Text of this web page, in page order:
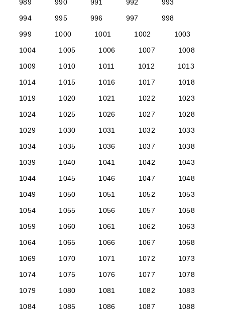
989 990 991 992
993
994
995 996 997
998
999
1000 1001 1002
1003
1004
1005 1006 1007
1008
1009
1010 1011 1012
1013
1014
1015 1016 1017
1018
1019
1020 1021 1022
1023
1024
1025 1026 1027
1028
1029
1030 1031 1032
1033
1034
1035 1036 1037
1038
1039
1040 1041 1042
1043
1044
1045 1046 1047
1048
1049
1050 1051 1052
1053
1054
1055 1056 1057
1058
1059
1060 1061 1062
1063
1064
1065 1066 1067
1068
1069
1070 1071 1072
1073
1074
1075 1076 1077
1078
1079
1080 1081 1082
1083
1084
1085 1086 1087
1088